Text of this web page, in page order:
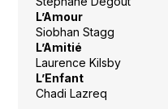
L’Amour
Siobhan Stagg
L’Amitié
Laurence Kilsby
L’Enfant
Chadi Lazreq